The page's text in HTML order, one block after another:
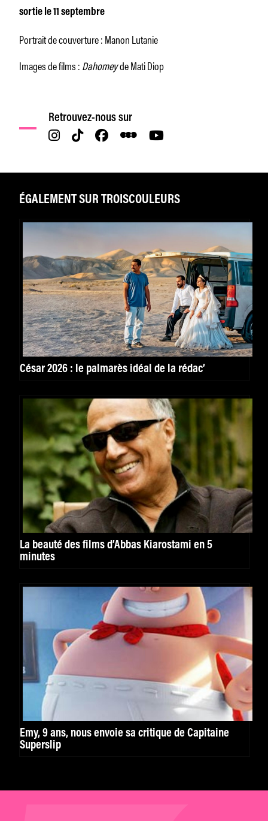
sortie le 11 septembre
Portrait de couverture : Manon Lutanie
Images de films :Dahomeyde Mati Diop
Retrouvez-nous sur
ÉGALEMENT SUR TROISCOULEURS
César 2026 : le palmarès idéal de la rédac’
La beauté des films d’Abbas Kiarostami en 5
minutes
Emy, 9 ans, nous envoie sa critique de Capitaine
Superslip